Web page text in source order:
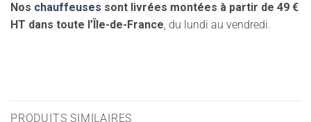
Nos chauffeuses sont livrées montées à partir de 49 €
HT dans toute l’Île-de-France, du lundi au vendredi.
PRODUITS SIMILAIRES